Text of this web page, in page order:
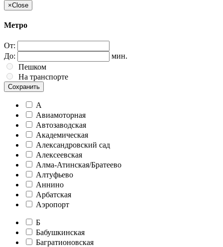
×Close
Метро
От:
До:
мин.
Пешком
На транспорте
Сохранить
А
Авиамоторная
Автозаводская
Академическая
Александровский сад
Алексеевская
Алма-Атинская/Братеево
Алтуфьево
Аннино
Арбатская
Аэропорт
Б
Бабушкинская
Багратионовская